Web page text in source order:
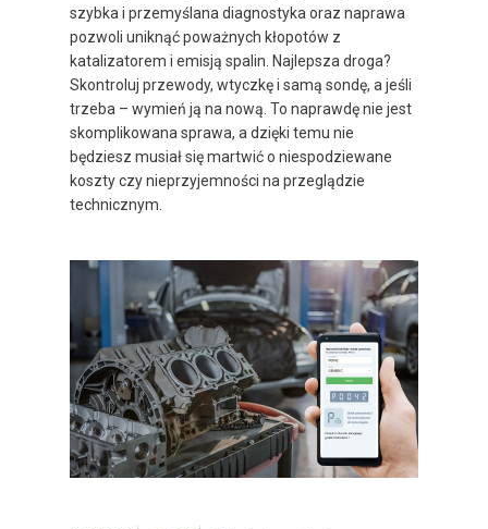
szybka i przemyślana diagnostyka oraz naprawa
pozwoli uniknąć poważnych kłopotów z
katalizatorem i emisją spalin. Najlepsza droga?
Skontroluj przewody, wtyczkę i samą sondę, a jeśli
trzeba – wymień ją na nową. To naprawdę nie jest
skomplikowana sprawa, a dzięki temu nie
będziesz musiał się martwić o niespodziewane
koszty czy nieprzyjemności na przeglądzie
technicznym.